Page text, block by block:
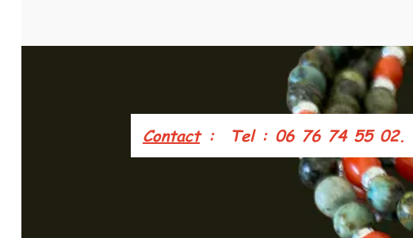
Contact: Tel : 06 76 74 55 02. e